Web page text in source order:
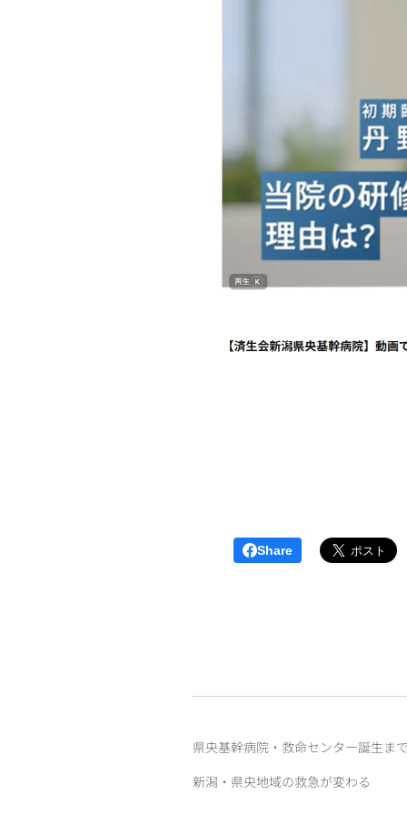
Share
県央基幹病院・救命センター誕生ま
新潟・県央地域の救急が変わる